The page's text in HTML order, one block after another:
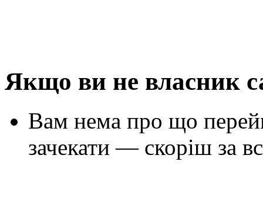
Якщо ви не власник
Вам нема про що
зачекати — скоріш за